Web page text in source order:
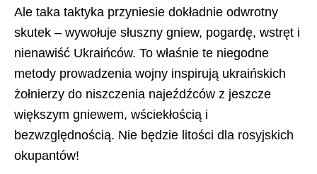
Ale taka taktyka przyniesie dokładnie odwrotny
skutek – wywołuje słuszny gniew, pogardę, wstręt i
nienawiść Ukraińców. To właśnie te niegodne
metody prowadzenia wojny inspirują ukraińskich
żołnierzy do niszczenia najeźdźców z jeszcze
większym gniewem, wściekłością i
bezwzględnością. Nie będzie litości dla rosyjskich
okupantów!